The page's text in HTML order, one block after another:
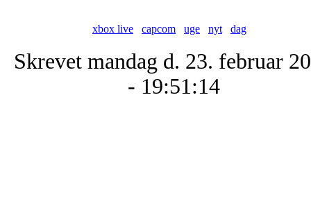
xbox live capcom uge nyt dag
Skrevet mandag d. 23. februar
- 19:51:14